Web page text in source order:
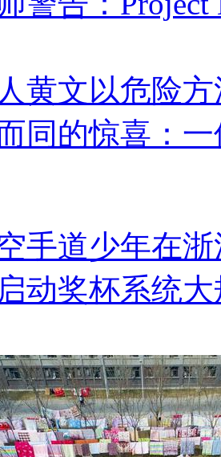
黄文以危险
同的惊喜：
手道少年在
动奖杯系统